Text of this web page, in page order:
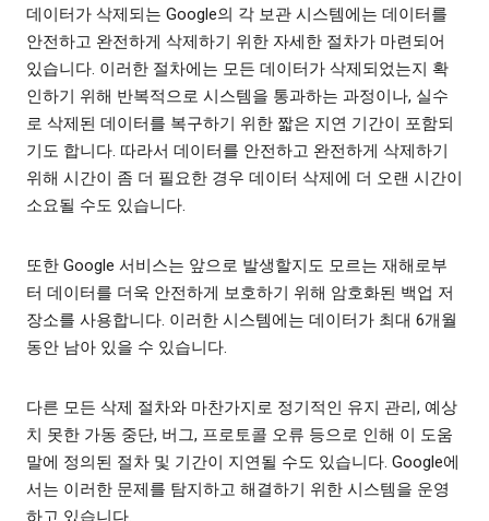
데이터가 삭제되는 Google의 각 보관 시스템에는 데이터를
안전하고 완전하게 삭제하기 위한 자세한 절차가 마련되어
있습니다. 이러한 절차에는 모든 데이터가 삭제되었는지 확
인하기 위해 반복적으로 시스템을 통과하는 과정이나, 실수
로 삭제된 데이터를 복구하기 위한 짧은 지연 기간이 포함되
기도 합니다. 따라서 데이터를 안전하고 완전하게 삭제하기
위해 시간이 좀 더 필요한 경우 데이터 삭제에 더 오랜 시간이
소요될 수도 있습니다.
또한 Google 서비스는 앞으로 발생할지도 모르는 재해로부
터 데이터를 더욱 안전하게 보호하기 위해 암호화된 백업 저
장소를 사용합니다. 이러한 시스템에는 데이터가 최대 6개월
동안 남아 있을 수 있습니다.
다른 모든 삭제 절차와 마찬가지로 정기적인 유지 관리, 예상
치 못한 가동 중단, 버그, 프로토콜 오류 등으로 인해 이 도움
말에 정의된 절차 및 기간이 지연될 수도 있습니다. Google에
서는 이러한 문제를 탐지하고 해결하기 위한 시스템을 운영
하고 있습니다.